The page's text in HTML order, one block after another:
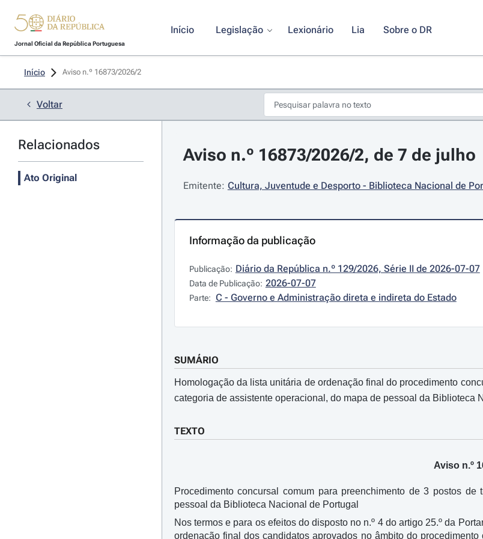
Jornal Oficial da República Portuguesa
Início Legislação Lexionário Lia Sobre o DR
Início Aviso n.º 16873/2026/2
Voltar
Relacionados
Ato Original
Aviso n.º 16873/2026/2, de 7 de julho
Emitente: Cultura, Juventude e Desporto - Biblioteca Nacional de
Informação da publicação
Publicação: Diário da República n.º 129/2026, Série II de 2026-07-07
Data de Publicação: 2026-07-07
Parte: C - Governo e Administração direta e indireta do Estado
SUMÁRIO
Homologação da lista unitária de ordenação final do procedimento
categoria de assistente operacional, do mapa de pessoal da Biblioteca
TEXTO
Aviso n.º
Procedimento concursal comum para preenchimento de 3 postos
pessoal da Biblioteca Nacional de Portugal
Nos termos e para os efeitos do disposto no n.º 4 do artigo 25.º da
ordenação final dos candidatos aprovados no âmbito do